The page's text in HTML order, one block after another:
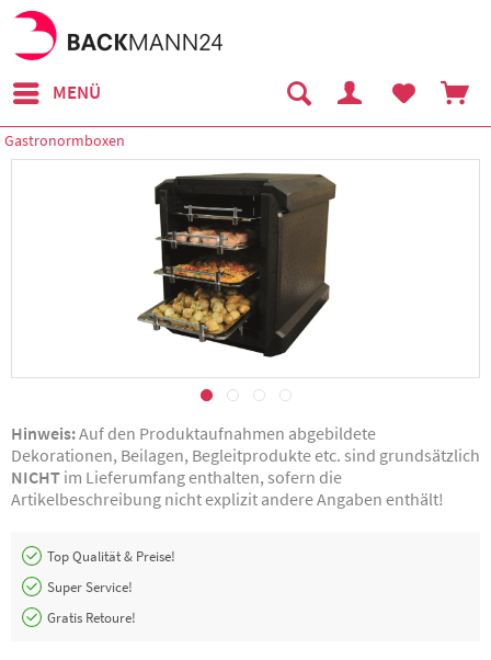
MENÜ
Gastronormboxen
Hinweis:Auf den Produktaufnahmen abgebildete
Dekorationen, Beilagen, Begleitprodukte etc. sind grundsätzlich
NICHT im Lieferumfang enthalten, sofern die
Artikelbeschreibung nicht explizit andere Angaben enthält!
Top Qualität & Preise!
Super Service!
Gratis Retoure!